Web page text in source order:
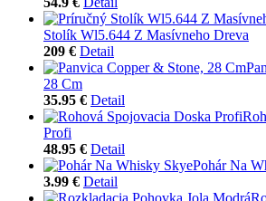
Stolík Wl5.644 Z Masívneho Dreva
209 € Detail
28 Cm
35.95 € Detail
Profi
48.95 € Detail
Pohár Na
3.99 € Detail